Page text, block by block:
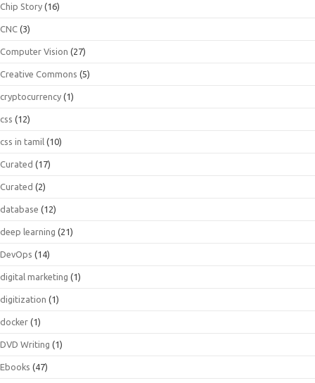
Chip Story (16)
CNC (3)
Computer Vision (27)
Creative Commons (5)
cryptocurrency (1)
css (12)
css in tamil (10)
Curated (17)
Curated (2)
database (12)
deep learning (21)
DevOps (14)
digital marketing (1)
digitization (1)
docker (1)
DVD Writing (1)
Ebooks (47)